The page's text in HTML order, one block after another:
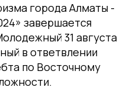
города Алматы -
завершается
31 августа
в ответвлении
по Восточному